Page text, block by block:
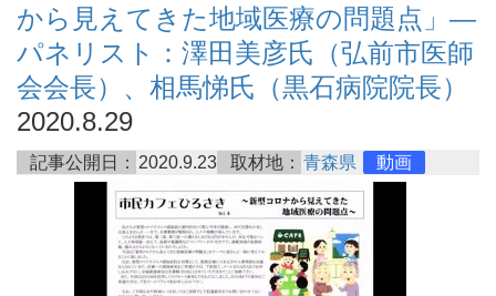
から見えてきた地域医療の問題点」―
パネリスト：澤田美彦氏（弘前市医師
会会長）、相馬悌氏（黒石病院院長）
2020.8.29
記事公開日： 2020.9.23 取材地： 青森県 動画